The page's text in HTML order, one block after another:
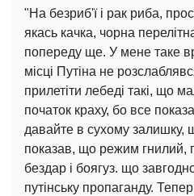
"На безриб'ї і рак риба,
якась качка, чорна
попереду ще. У мене таке
місці Путіна не
прилетіти лебеді такі, що
початок краху, бо все
давайте в сухому залишку,
показав, що режим гнилий,
бездар і боягуз. що
путінську пропаганду.